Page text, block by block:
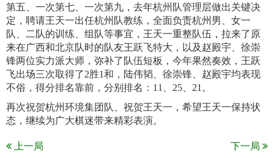
第五、一次第七、一次第九，去年杭州队管理层做出关键决
定，聘请王天一出任杭州队教练，全面负责杭州男、女一
队、二队的训练、组队等事宜，王天一重整队伍，拉来了原
来在广西和北京队时的队友王跃飞特大，以及赵殿宇、徐崇
锋两位实力派大师，弥补了队伍短板，今年果然奏效，王跃
飞出场三次取得了2胜1和，陆伟韬、徐崇锋、赵殿宇均表现
不俗，得分排名靠前，分别排名：11、25、21。
再次祝贺杭州环境集团队、祝贺王天一，希望王天一保持状
态，继续为广大棋迷带来精彩表演。
上一局 下一局